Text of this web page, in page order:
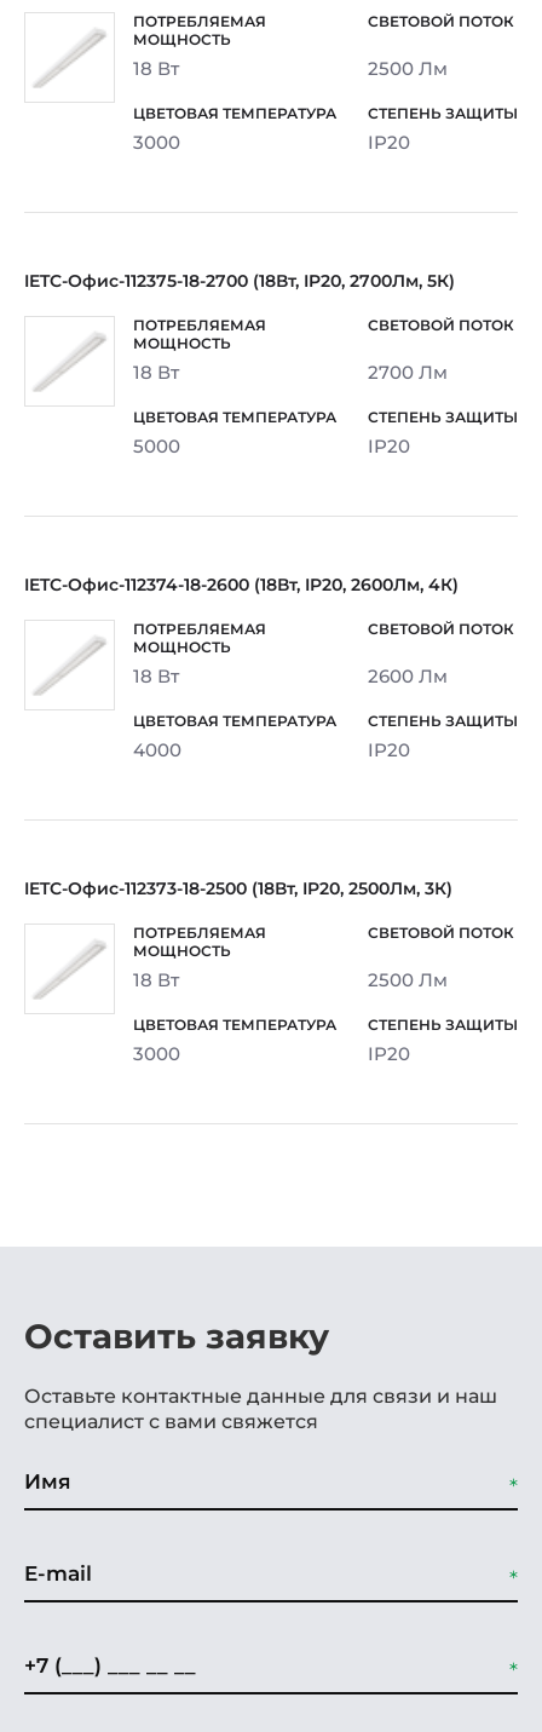
18 Вт 2500 Лм
3000 IP20
IETC-Офис-112375-18-2700 (18Вт, IP20, 2700Лм, 5К)
18 Вт 2700 Лм
5000 IP20
IETC-Офис-112374-18-2600 (18Вт, IP20, 2600Лм, 4К)
18 Вт 2600 Лм
4000 IP20
IETC-Офис-112373-18-2500 (18Вт, IP20, 2500Лм, 3К)
18 Вт 2500 Лм
3000 IP20
Оставить заявку
Оставьте контактные данные для связи и наш
специалист с вами свяжется